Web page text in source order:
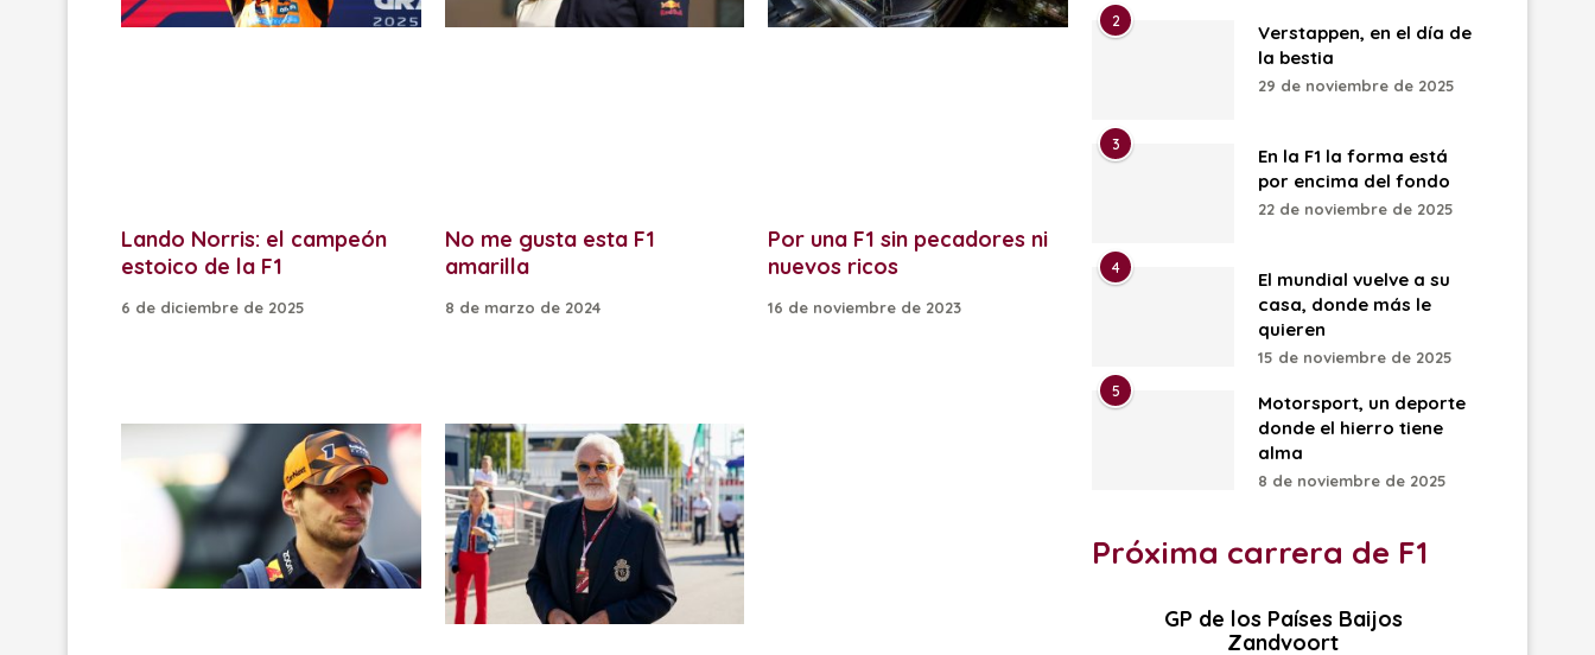
Lando Norris: el campeón
estoico de la F1
6 de diciembre de 2025
No me gusta esta F1
amarilla
8 de marzo de 2024
Por una F1 sin pecadores ni
nuevos ricos
16 de noviembre de 2023
2
Verstappen, en el día de
la bestia
29 de noviembre de 2025
3
En la F1 la forma está
por encima del fondo
22 de noviembre de 2025
4
El mundial vuelve a su
casa, donde más le
quieren
15 de noviembre de 2025
5
Motorsport, un deporte
donde el hierro tiene
alma
8 de noviembre de 2025
Próxima carrera de F1
GP de los Países Baijos
Zandvoort